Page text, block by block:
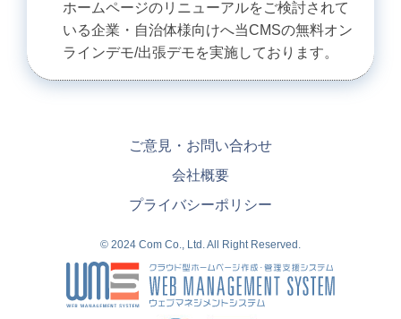
ホームページのリニューアルをご検討されて
いる企業・自治体様向けへ当CMSの無料オン
ラインデモ/出張デモを実施しております。
ご意見・お問い合わせ
会社概要
プライバシーポリシー
© 2024 Com Co., Ltd. All Right Reserved.